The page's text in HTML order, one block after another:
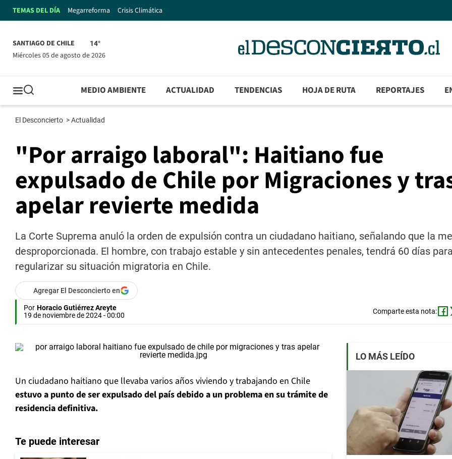
TEMAS DEL DÍA Megarreforma Crisis Climática
SANTIAGO DE CHILE 14°
miércoles 05 de agosto de 2026
MEDIO AMBIENTE ACTUALIDAD TENDENCIAS HOJA DE RUTA REPORTAJES
El Desconcierto >Actualidad
"Por arraigo laboral": Haitiano fue
expulsado de Chile por Migraciones y
apelar revierte medida
La Corte Suprema anuló la orden de expulsión contra un ciudadano haitiano, señalando que la
desproporcionada. El hombre, con trabajo estable y sin antecedentes penales, tendrá 60 días para
regularizar su situación migratoria en Chile.
Agregar El Desconcierto en
Por Horacio Gutiérrez Areyte
19 de noviembre de 2024 - 00:00
Comparte esta nota:
Un ciudadano haitiano que llevaba varios años viviendo y trabajando en Chile
estuvo a punto de ser expulsado del país debido a un problema en su trámite de
residencia definitiva.
Te puede interesar
LO MÁS LEÍDO